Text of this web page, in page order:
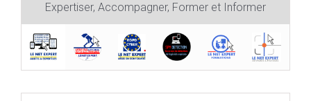
Expertiser, Accompagner, Former et Informer